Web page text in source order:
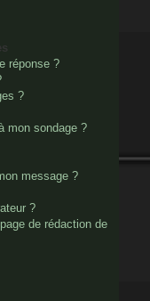
réponse ?
?
mon sondage ?
message ?
?
de rédaction de